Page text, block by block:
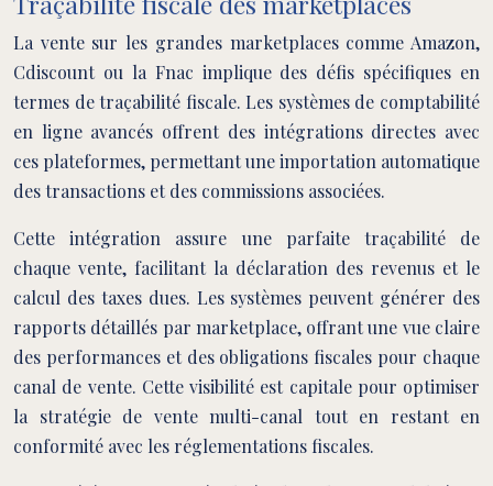
La vente sur les grandes marketplaces comme Amazon,
Cdiscount ou la Fnac implique des défis spécifiques en
termes de traçabilité fiscale. Les systèmes de comptabilité
en ligne avancés offrent des intégrations directes avec
ces plateformes, permettant une importation automatique
des transactions et des commissions associées.
Cette intégration assure une parfaite traçabilité de
chaque vente, facilitant la déclaration des revenus et le
calcul des taxes dues. Les systèmes peuvent générer des
rapports détaillés par marketplace, offrant une vue claire
des performances et des obligations fiscales pour chaque
canal de vente. Cette visibilité est capitale pour optimiser
la stratégie de vente multi-canal tout en restant en
conformité avec les réglementations fiscales.